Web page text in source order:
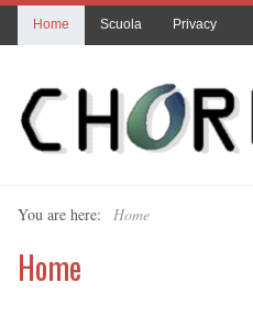
Home Scuola Privacy
You are here: Home
Home